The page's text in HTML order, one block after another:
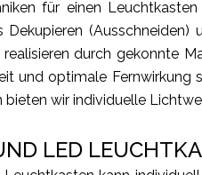
für einen
durch gekonnte
und optimale
wir individuelle
LED